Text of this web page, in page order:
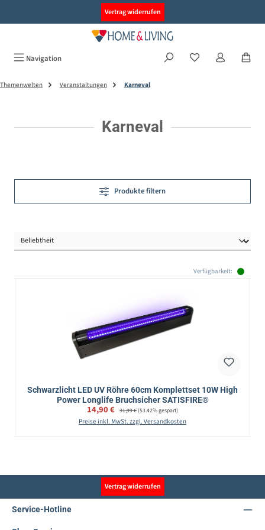
Vertrag widerrufen
Navigation
Themenwelten Veranstaltungen Karneval
Karneval
Produkte filtern
Verfügbarkeit:
Schwarzlicht LED UV Röhre 60cm Komplettset 10W High
Power Longlife Bruchsicher SATISFIRE®
Verkaufspreis:
14,90 € Regulärer Preis:
31,99 €(53.42% gespart)
Preise inkl. MwSt. zzgl. Versandkosten
Vertrag widerrufen
Service-Hotline